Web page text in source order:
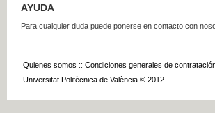
AYUDA
Para cualquier duda puede ponerse en contacto con
Quienes somos :: Condiciones generales de
Universitat Politècnica de València © 2012